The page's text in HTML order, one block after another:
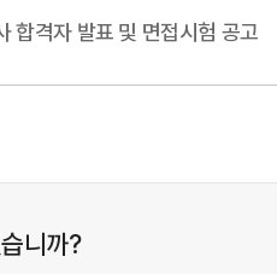
합격자 발표 및 면접시험 공고
니까?